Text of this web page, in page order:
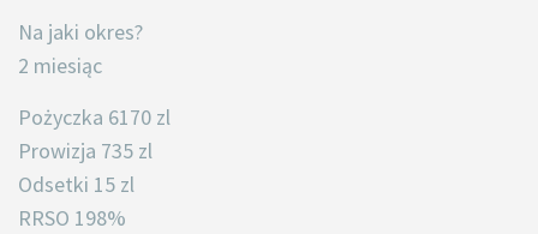
Na jaki okres?
2 miesiąc
Pożyczka 6170 zl
Prowizja 735 zl
Odsetki 15 zl
RRSO 198%